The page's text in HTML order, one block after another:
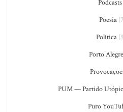
Podcasts
Poesia
Política
Porto Alegre
PUM — Partido
Puro